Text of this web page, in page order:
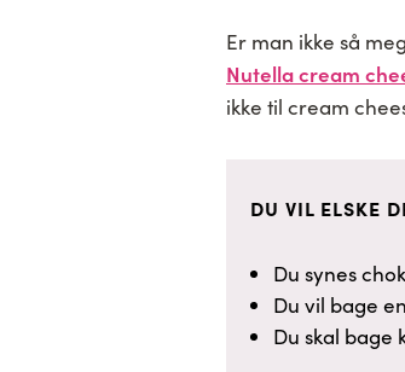
Er man ikke så
Nutella cream
ikke til cream
DU VIL ELSKE
Du synes
Du vil bage
Du skal bage